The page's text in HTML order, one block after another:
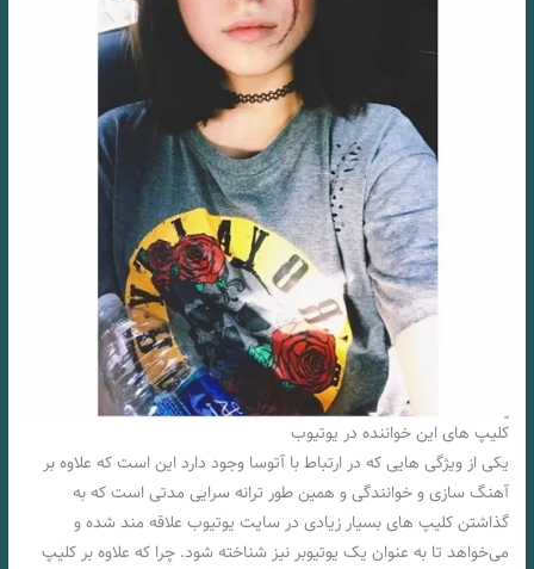
کلیپ های این خواننده در یوتیوب
یکی از ویژگی هایی که در ارتباط با آتوسا وجود دارد این است که علاوه بر
آهنگ سازی و خوانندگی و همین طور ترانه سرایی مدتی است که به
گذاشتن کلیپ های بسیار زیادی در سایت یوتیوب علاقه مند شده و
می‌خواهد تا به عنوان یک یوتیوبر نیز شناخته شود. چرا که علاوه بر کلیپ